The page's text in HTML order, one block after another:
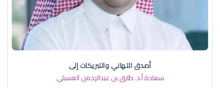
أصدق التهاني والتبريكات إلى
سعادة أ.د. ​طارق بن عبدالرحمن العسبلي